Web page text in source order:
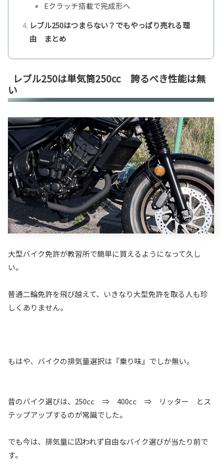
Eクラッチ搭載で完成形へ
レブル250はつまらない？でもやっぱり売れる理
由 まとめ
レブル250は単気筒250cc 誇るべき性能は無
い
大型バイク免許が教習所で簡単に買えるようになって久し
い。
普通二輪免許を飛び越えて、いきなり大型免許を取る人も珍
しくありません。
もはや、バイクの排気量選択は『乗り味』でしか無い。
昔のバイク選びは、250cc ⇒ 400cc ⇒ リッター とス
テップアップするのが常識でした。
でも今は、排気量に囚われず自由なバイク選びが当たり前で
す。